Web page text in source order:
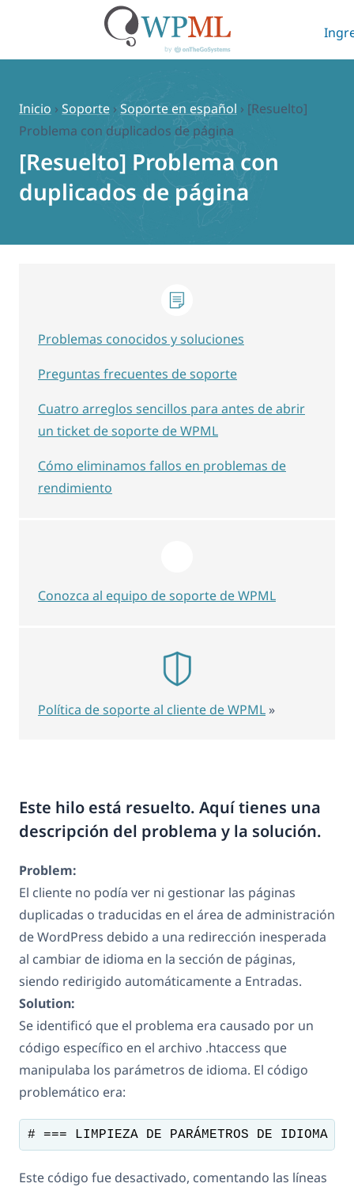
contenido
Inicio › Soporte ›Soporte en español › [Resuelto]
Problema con duplicados de página
[Resuelto] Problema con
duplicados de página
Este hilo está resuelto. Aquí tienes una
descripción del problema y la solución.
Problem:
El cliente no podía ver ni gestionar las páginas
duplicadas o traducidas en el área de administración
de WordPress debido a una redirección inesperada
al cambiar de idioma en la sección de páginas,
siendo redirigido automáticamente a Entradas.
Solution:
Se identificó que el problema era causado por un
código específico en el archivo .htaccess que
manipulaba los parámetros de idioma. El código
problemático era:
# === LIMPIEZA DE PARÁMETROS DE
Este código fue desactivado, comentando las líneas
Problemas conocidos y soluciones
Preguntas frecuentes de soporte
Cuatro arreglos sencillos para antes de abrir
un ticket de soporte de WPML
Cómo eliminamos fallos en problemas de
rendimiento
Conozca al equipo de soporte de WPML
Política de soporte al cliente de WPML »